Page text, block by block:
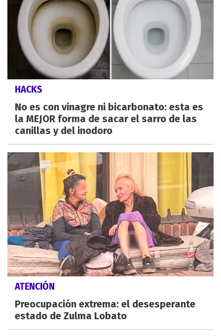
HACKS
No es con vinagre ni bicarbonato: esta es
la MEJOR forma de sacar el sarro de las
canillas y del inodoro
ATENCIÓN
Preocupación extrema: el desesperante
estado de Zulma Lobato